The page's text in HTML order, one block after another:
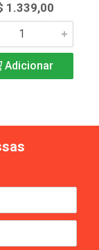
1.339,00
Adicionar